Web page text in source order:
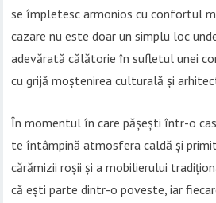
se împletesc armonios cu confortul
cazare nu este doar un simplu loc
adevărată călătorie în sufletul unei
cu grijă moștenirea culturală și
În momentul în care pășești într-o
te întâmpină atmosfera caldă și
cărămizii roșii și a mobilierului
că ești parte dintr-o poveste, iar